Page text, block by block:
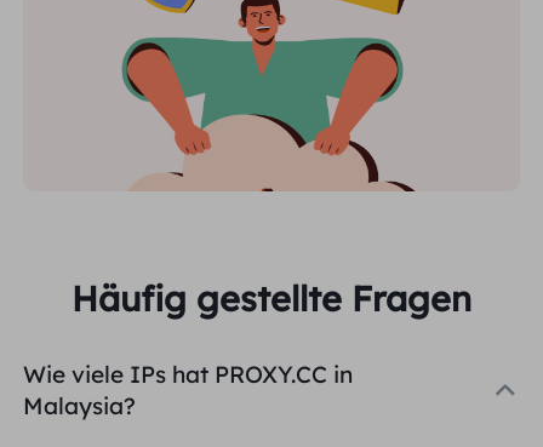
Häufig gestellte Fragen
Wie viele IPs hat PROXY.CC in
Malaysia?